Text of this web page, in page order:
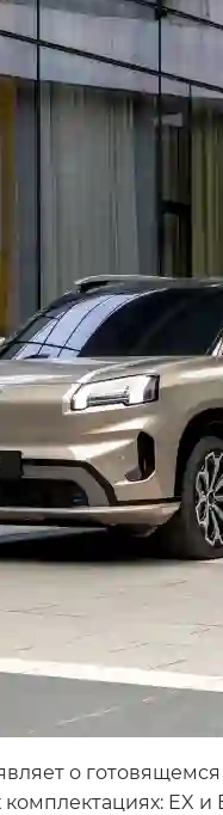
о готовящемся
EX